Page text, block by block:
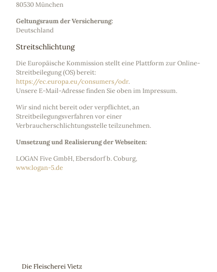
80530 München
Geltungsraum der Versicherung:
Deutschland
Streitschlichtung
Die Europäische Kommission stellt eine Plattform zur Online-
Streitbeilegung (OS) bereit:
https://ec.europa.eu/consumers/odr.
Unsere E-Mail-Adresse finden Sie oben im Impressum.
Wir sind nicht bereit oder verpflichtet, an
Streitbeilegungsverfahren vor einer
Verbraucherschlichtungsstelle teilzunehmen.
Umsetzung und Realisierung der Webseiten:
LOGAN Five GmbH, Ebersdorf b. Coburg,
www.logan-5.de
Die Fleischerei Vietz